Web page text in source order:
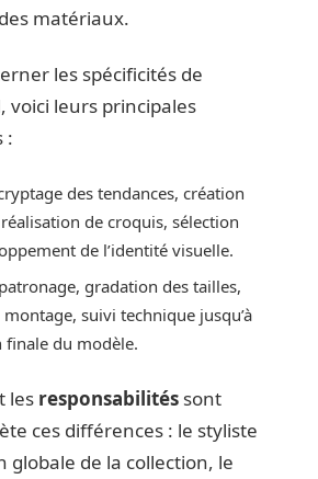
matériaux.
les spécificités de
voici leurs principales
:
des tendances, création
de croquis, sélection
de l’identité visuelle.
gradation des tailles,
suivi technique jusqu’à
finale du modèle.
les responsabilités sont
ces différences : le styliste
globale de la collection, le